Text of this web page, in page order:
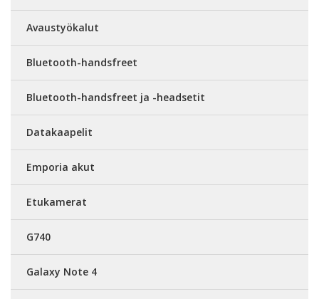
Avaustyökalut
Bluetooth-handsfreet
Bluetooth-handsfreet ja -headsetit
Datakaapelit
Emporia akut
Etukamerat
G740
Galaxy Note 4